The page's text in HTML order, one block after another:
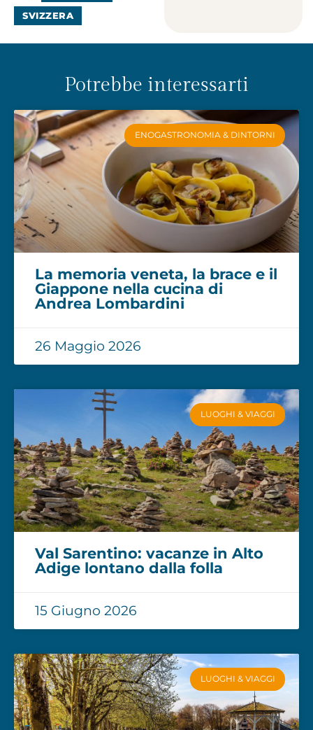
SVIZZERA
Potrebbe interessarti
ENOGASTRONOMIA & DINTORNI
La memoria veneta, la brace e il
Giappone nella cucina di
Andrea Lombardini
26 Maggio 2026
LUOGHI & VIAGGI
Val Sarentino: vacanze in Alto
Adige lontano dalla folla
15 Giugno 2026
LUOGHI & VIAGGI